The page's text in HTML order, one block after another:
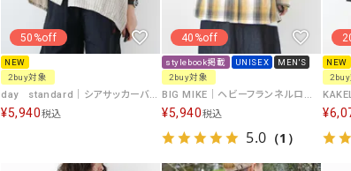
50%off
NEW
2buy対象
day standard｜シアサッカーバルーンチェックシャツ [[d-c-046]][D]
¥5,940税込
40%off
stylebook掲載 UNISEX
MEN'S
2buy対象
BIG MIKE｜ヘビーフランネルロングスリーブシャツ [[102535103]][D]
¥5,940税込
5.0 （1）
NEW
¥